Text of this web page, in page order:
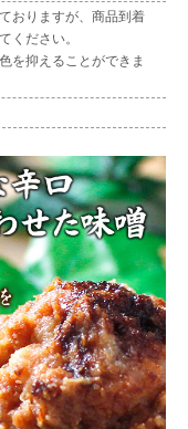
おりますが、商品到着
ください。
を抑えることができま